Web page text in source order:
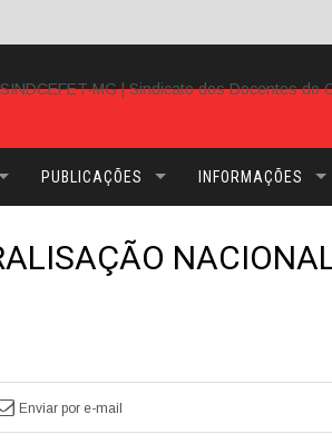
PUBLICAÇÕES INFORMAÇÕES
Enviar por e-mail